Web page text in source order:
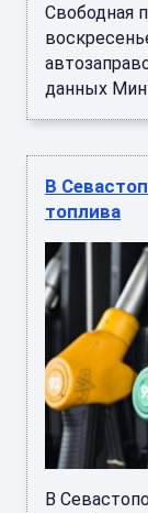
Свободная
данных
В
топлива
В